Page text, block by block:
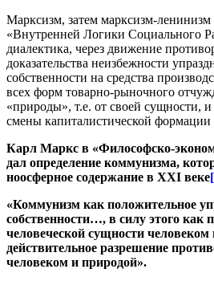
Марксизм, затем марксизм-
«Внутренней Логики Социального
диалектика, через движение
доказательства неизбежности
собственности на средства
всех форм товарно-рыночного
«природы», т.е. от своей сущности,
смены капиталистической
Карл Маркс в «Философско-
дал определение коммунизма,
ноосферное содержание в XXI веке
«Коммунизм как положительное
собственности…, в силу этого как
человеческой сущности
действительное разрешение
человеком и природой».